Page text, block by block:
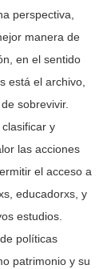
perspectiva,
manera de
en el sentido
está el archivo,
sobrevivir.
y
las acciones
el acceso a
educadorxs, y
estudios.
políticas
patrimonio y su